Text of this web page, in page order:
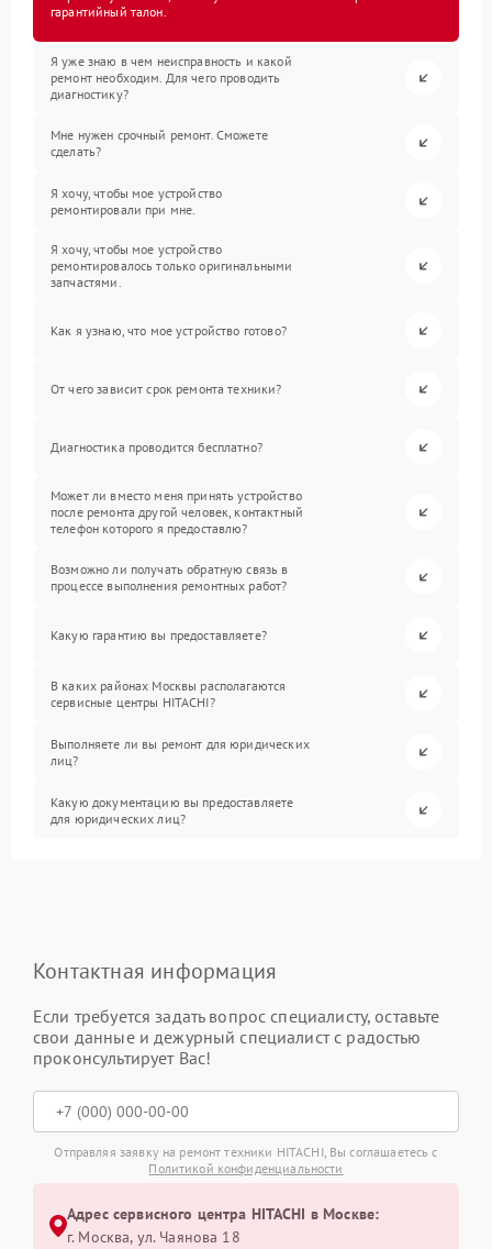
гарантийный талон.
Я уже знаю в чем неисправность и какой
ремонт необходим. Для чего проводить
диагностику?
Мне нужен срочный ремонт. Сможете
сделать?
Я хочу, чтобы мое устройство
ремонтировали при мне.
Я хочу, чтобы мое устройство
ремонтировалось только оригинальными
запчастями.
Как я узнаю, что мое устройство готово?
От чего зависит срок ремонта техники?
Диагностика проводится бесплатно?
Может ли вместо меня принять устройство
после ремонта другой человек, контактный
телефон которого я предоставлю?
Возможно ли получать обратную связь в
процессе выполнения ремонтных работ?
Какую гарантию вы предоставляете?
В каких районах Москвы располагаются
сервисные центры HITACHI?
Выполняете ли вы ремонт для юридических
лиц?
Какую документацию вы предоставляете
для юридических лиц?
Контактная информация
Если требуется задать вопрос специалисту, оставьте
свои данные и дежурный специалист с радостью
проконсультирует Вас!
Отправляя заявку на ремонт техники HITACHI, Вы соглашаетесь с
Политикой конфиденциальности
Адрес сервисного центра HITACHI в Москве:
г. Москва, ул. Чаянова 18